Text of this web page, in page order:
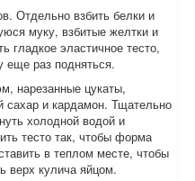
Отдельно взбить белки и
муку, взбитые желтки и
гладкое эластичное тесто,
еще раз подняться.
нарезанные цукаты,
и кардамон. Тщательно
холодной водой и
тесто так, чтобы форма
в теплом месте, чтобы
верх кулича яйцом.